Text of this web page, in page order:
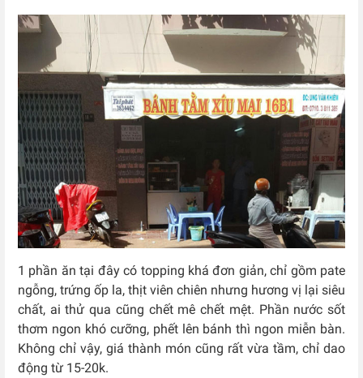
1 phần ăn tại đây có topping khá đơn giản, chỉ gồm pate
ngỗng, trứng ốp la, thịt viên chiên nhưng hương vị lại siêu
chất, ai thử qua cũng chết mê chết mệt. Phần nước sốt
thơm ngon khó cưỡng, phết lên bánh thì ngon miễn bàn.
Không chỉ vậy, giá thành món cũng rất vừa tầm, chỉ dao
động từ 15-20k.